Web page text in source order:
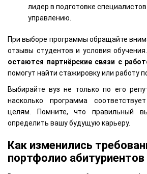
лидер в подготовке
управлению.
При выборе программы обращайте
отзывы студентов и условия обучения.
остаются партнёрские связи с
помогут найти стажировку или работу
Выбирайте вуз не только по его
насколько программа
целям. Помните, что правильный
определить вашу будущую карьеру.
Как изменились
портфолио абитуриентов